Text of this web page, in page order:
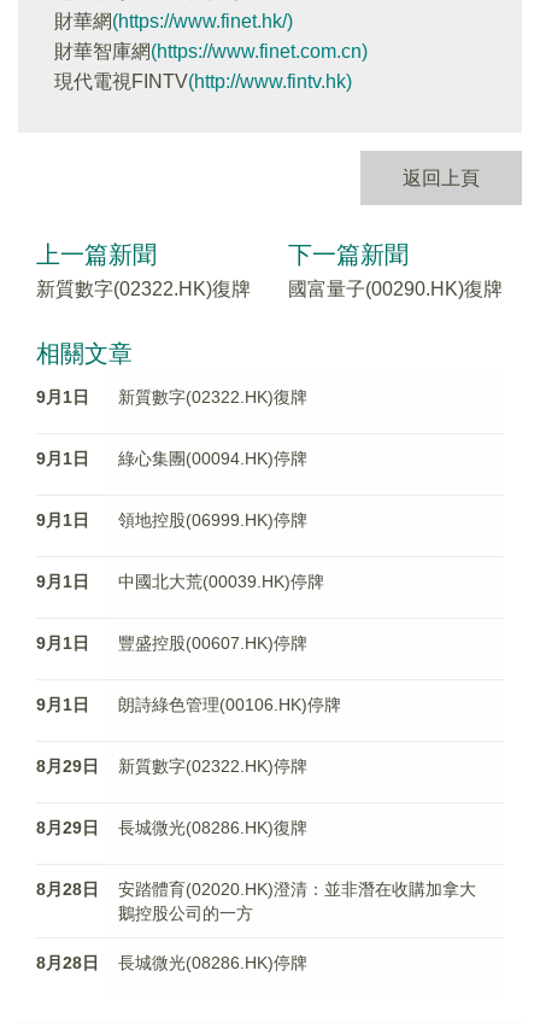
財華網(https://www.finet.hk/)
財華智庫網(https://www.finet.com.cn)
現代電視FINTV(http://www.fintv.hk)
返回上頁
上一篇新聞
新質數字(02322.HK)復牌
下一篇新聞
國富量子(00290.HK)復牌
相關文章
9月1日 新質數字(02322.HK)復牌
9月1日 綠心集團(00094.HK)停牌
9月1日 領地控股(06999.HK)停牌
9月1日 中國北大荒(00039.HK)停牌
9月1日 豐盛控股(00607.HK)停牌
9月1日 朗詩綠色管理(00106.HK)停牌
8月29日 新質數字(02322.HK)停牌
8月29日 長城微光(08286.HK)復牌
8月28日
安踏體育(02020.HK)澄清：並非潛在收購加拿大
鵝控股公司的一方
8月28日 長城微光(08286.HK)停牌